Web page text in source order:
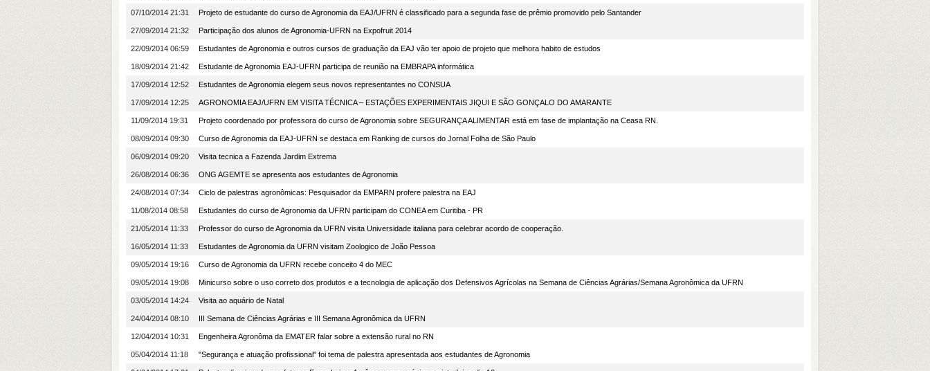
07/10/2014 21:31 Projeto de estudante do curso de Agronomia da EAJ/UFRN é classificado para a segunda fase de prêmio promovido pelo Santander
27/09/2014 21:32 Participação dos alunos de Agronomia-UFRN na Expofruit 2014
22/09/2014 06:59 Estudantes de Agronomia e outros cursos de graduação da EAJ vão ter apoio de projeto que melhora habito de estudos
18/09/2014 21:42 Estudante de Agronomia EAJ-UFRN participa de reunião na EMBRAPA informática
17/09/2014 12:52 Estudantes de Agronomia elegem seus novos representantes no CONSUA
17/09/2014 12:25 AGRONOMIA EAJ/UFRN EM VISITA TÉCNICA – ESTAÇÕES EXPERIMENTAIS JIQUI E SÃO GONÇALO DO AMARANTE
11/09/2014 19:31 Projeto coordenado por professora do curso de Agronomia sobre SEGURANÇA ALIMENTAR está em fase de implantação na Ceasa RN.
08/09/2014 09:30 Curso de Agronomia da EAJ-UFRN se destaca em Ranking de cursos do Jornal Folha de São Paulo
06/09/2014 09:20 Visita tecnica a Fazenda Jardim Extrema
26/08/2014 06:36 ONG AGEMTE se apresenta aos estudantes de Agronomia
24/08/2014 07:34 Ciclo de palestras agronômicas: Pesquisador da EMPARN profere palestra na EAJ
11/08/2014 08:58 Estudantes do curso de Agronomia da UFRN participam do CONEA em Curitiba - PR
21/05/2014 11:33 Professor do curso de Agronomia da UFRN visita Universidade italiana para celebrar acordo de cooperação.
16/05/2014 11:33 Estudantes de Agronomia da UFRN visitam Zoologico de João Pessoa
09/05/2014 19:16 Curso de Agronomia da UFRN recebe conceito 4 do MEC
09/05/2014 19:08 Minicurso sobre o uso correto dos produtos e a tecnologia de aplicação dos Defensivos Agrícolas na Semana de Ciências Agrárias/Semana Agronômica da UFRN
03/05/2014 14:24 Visita ao aquário de Natal
24/04/2014 08:10 III Semana de Ciências Agrárias e III Semana Agronômica da UFRN
12/04/2014 10:31 Engenheira Agronôma da EMATER falar sobre a extensão rural no RN
05/04/2014 11:18 "Segurança e atuação profissional" foi tema de palestra apresentada aos estudantes de Agronomia